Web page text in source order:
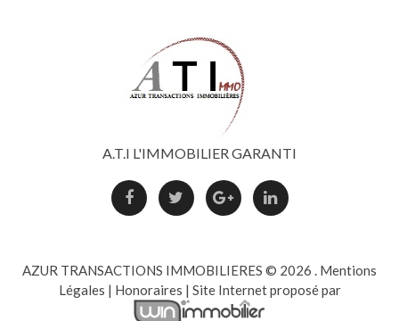
A.T.I L'IMMOBILIER GARANTI
AZUR TRANSACTIONS IMMOBILIERES © 2026 . Mentions
Légales | Honoraires | Site Internet proposé par